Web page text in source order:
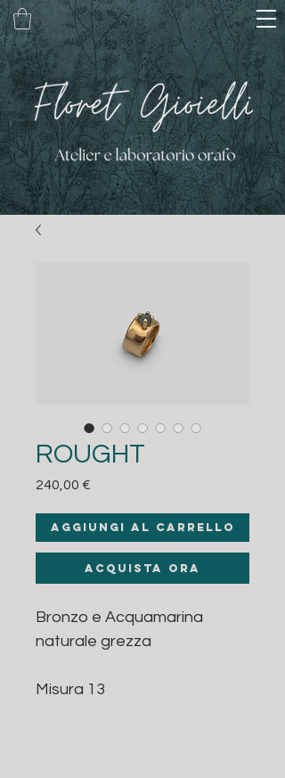
ROUGHT
240,00 €
Aggiungi al carrello
Acquista ora
Bronzo e Acquamarina
naturale grezza
Misura 13